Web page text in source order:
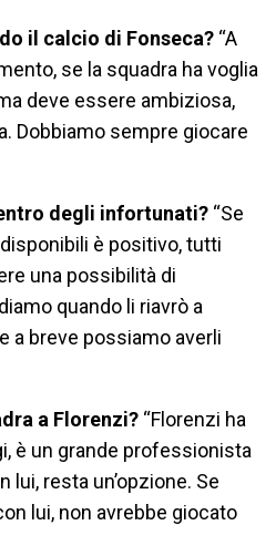
il calcio di Fonseca? “A
se la squadra ha voglia
deve essere ambiziosa,
Dobbiamo sempre giocare
degli infortunati? “Se
è positivo, tutti
una possibilità di
quando li riavrò a
a breve possiamo averli
a Florenzi? “Florenzi ha
è un grande professionista
lui, resta un’opzione. Se
lui, non avrebbe giocato